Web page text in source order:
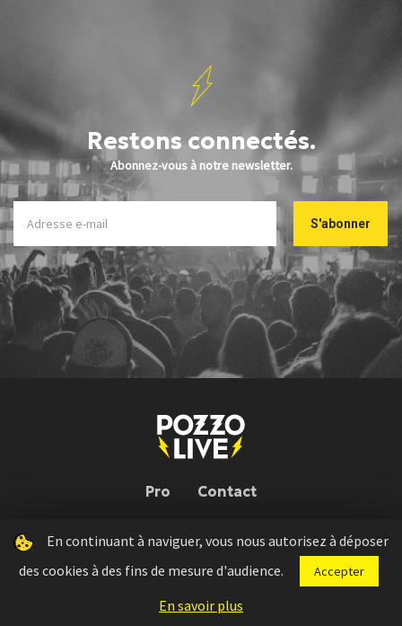
Restons connectés.
Abonnez-vous à notre newsletter.
Pro Contact
Pozzo Live © 2026 | Conception : Pozzo Team, avec l'aide deBloop
Press kit Règlement concours Mentions légales
En continuant à naviguer, vous nous autorisez à déposer
des cookies à des fins de mesure d'audience.
Accepter
En savoir plus